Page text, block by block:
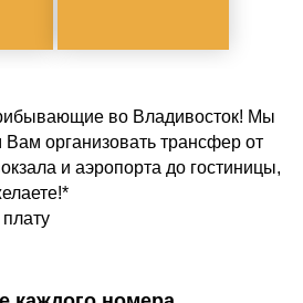
во Владивосток! Мы
организовать трансфер от
и аэропорта до гостиницы,